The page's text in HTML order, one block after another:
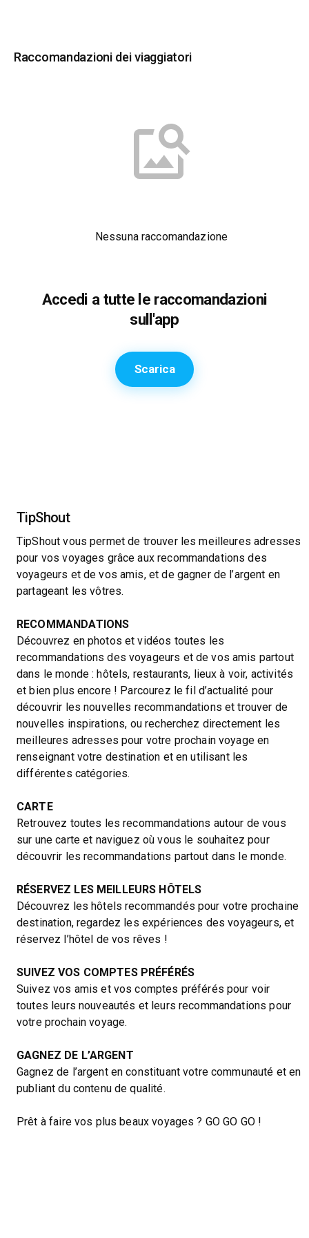
Raccomandazioni dei viaggiatori
Nessuna raccomandazione
Accedi a tutte le raccomandazioni
sull'app
Scarica
TipShout
TipShout vous permet de trouver les meilleures adresses
pour vos voyages grâce aux recommandations des
voyageurs et de vos amis, et de gagner de l’argent en
partageant les vôtres.
RECOMMANDATIONS
Découvrez en photos et vidéos toutes les
recommandations des voyageurs et de vos amis partout
dans le monde : hôtels, restaurants, lieux à voir, activités
et bien plus encore ! Parcourez le fil d’actualité pour
découvrir les nouvelles recommandations et trouver de
nouvelles inspirations, ou recherchez directement les
meilleures adresses pour votre prochain voyage en
renseignant votre destination et en utilisant les
différentes catégories.
CARTE
Retrouvez toutes les recommandations autour de vous
sur une carte et naviguez où vous le souhaitez pour
découvrir les recommandations partout dans le monde.
RÉSERVEZ LES MEILLEURS HÔTELS
Découvrez les hôtels recommandés pour votre prochaine
destination, regardez les expériences des voyageurs, et
réservez l’hôtel de vos rêves !
SUIVEZ VOS COMPTES PRÉFÉRÉS
Suivez vos amis et vos comptes préférés pour voir
toutes leurs nouveautés et leurs recommandations pour
votre prochain voyage.
GAGNEZ DE L’ARGENT
Gagnez de l’argent en constituant votre communauté et en
publiant du contenu de qualité.
Prêt à faire vos plus beaux voyages ? GO GO GO !